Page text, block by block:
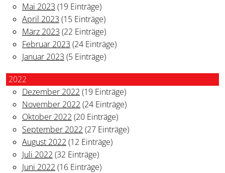
Mai 2023 (19 Einträge)
April 2023 (15 Einträge)
März 2023 (22 Einträge)
Februar 2023 (24 Einträge)
Januar 2023 (5 Einträge)
2022
Dezember 2022 (19 Einträge)
November 2022 (24 Einträge)
Oktober 2022 (20 Einträge)
September 2022 (27 Einträge)
August 2022 (12 Einträge)
Juli 2022 (32 Einträge)
Juni 2022 (16 Einträge)